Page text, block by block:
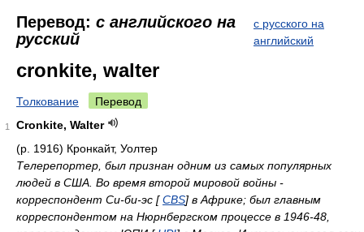
Перевод: с английского на
русский
с русского на
английский
cronkite, walter
Толкование Перевод
1
Cronkite, Walter
(р. 1916) Кронкайт, Уолтер
Телерепортер, был признан одним из самых популярных
людей в США. Во время второй мировой войны -
корреспондент Си-би-эс [CBS] в Африке; был главным
корреспондентом на Нюрнбергском процессе в 1946-48,